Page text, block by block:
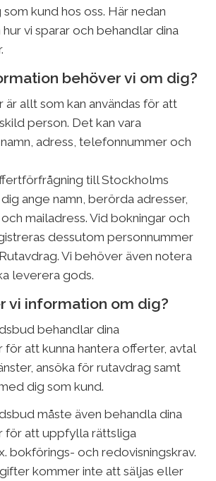
kund hos oss. Här nedan
vi sparar och behandlar dina
behöver vi om dig?
allt som kan användas för att
person. Det kan vara
adress, telefonnummer och
till Stockholms
ange namn, berörda adresser,
mailadress. Vid bokningar och
dessutom personnummer
Vi behöver även notera
leverera gods.
vi information om dig?
behandlar dina
att kunna hantera offerter, avtal
ansöka för rutavdrag samt
dig som kund.
måste även behandla dina
för att uppfylla rättsliga
bokförings- och redovisningskrav.
kommer inte att säljas eller